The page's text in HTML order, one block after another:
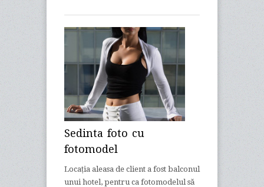
Sedinta foto cu
fotomodel
Locația aleasa de client a fost balconul
unui hotel, pentru ca fotomodelul să